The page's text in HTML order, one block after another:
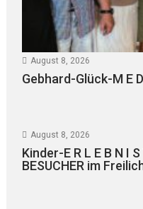
August 8, 2026
Gebhard-Glück-M E
August 8, 2026
Kinder-E R L E B N I
BESUCHER im